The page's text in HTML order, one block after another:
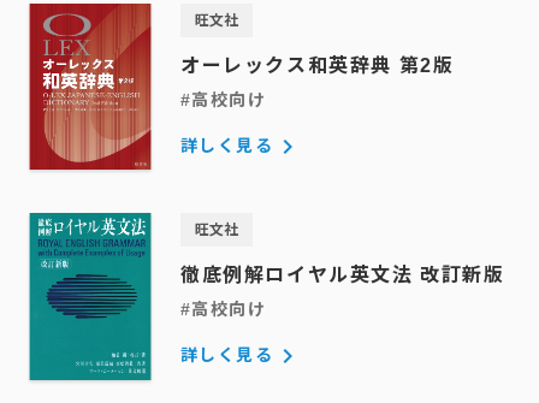
旺文社
オーレックス和英辞典 第2版
#高校向け
詳しく見る keyboard_arrow_right
旺文社
徹底例解ロイヤル英文法 改訂新版
#高校向け
詳しく見る keyboard_arrow_right